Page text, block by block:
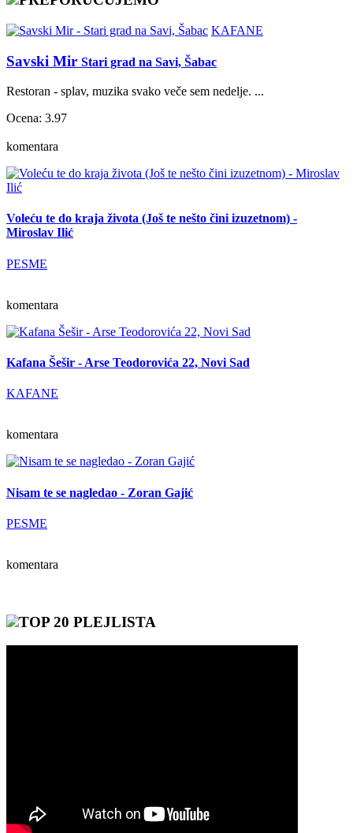
KAFANE
Savski Mir Stari grad na Savi, Šabac
Restoran - splav, muzika svako veče sem nedelje. ...
Ocena: 3.97
komentara
Voleću te do kraja života (Još te nešto čini izuzetnom) -
Miroslav Ilić
PESME
komentara
Kafana Šešir - Arse Teodorovića 22, Novi Sad
KAFANE
komentara
Nisam te se nagledao - Zoran Gajić
PESME
komentara
TOP 20 PLEJLISTA